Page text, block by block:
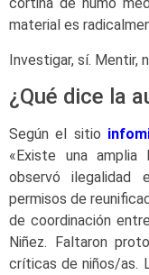
material es
Investigar, sí. Mentir,
¿Qué dice la
Según el sitio
«Existe una
observó ilegalidad
permisos de
de coordinación
Niñez. Faltaron
críticas de niños/as.